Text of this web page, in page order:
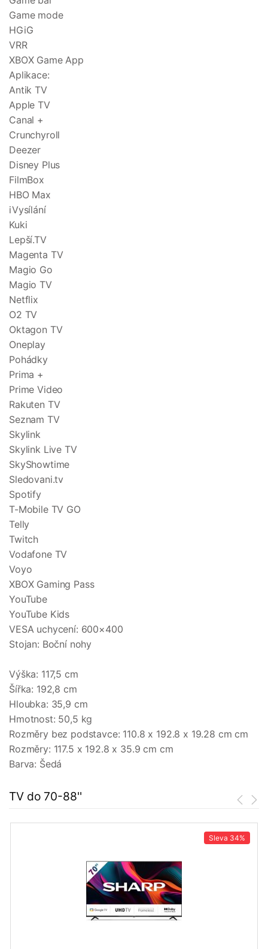
Game mode
HGiG
VRR
XBOX Game App
Aplikace:
Antik TV
Apple TV
Canal +
Crunchyroll
Deezer
Disney Plus
FilmBox
HBO Max
iVysílání
Kuki
Lepší.TV
Magenta TV
Magio Go
Magio TV
Netflix
O2 TV
Oktagon TV
Oneplay
Pohádky
Prima +
Prime Video
Rakuten TV
Seznam TV
Skylink
Skylink Live TV
SkyShowtime
Sledovani.tv
Spotify
T-Mobile TV GO
Telly
Twitch
Vodafone TV
Voyo
XBOX Gaming Pass
YouTube
YouTube Kids
VESA uchycení: 600×400
Stojan: Boční nohy
Výška: 117,5 cm
Šířka: 192,8 cm
Hloubka: 35,9 cm
Hmotnost: 50,5 kg
Rozměry bez podstavce: 110.8 x 192.8 x 19.28 cm cm
Rozměry: 117.5 x 192.8 x 35.9 cm cm
Barva: Šedá
TV do 70-88''
Sleva 34%